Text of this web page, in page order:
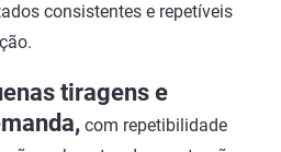
consistentes e repetíveis
tiragens e
com repetibilidade